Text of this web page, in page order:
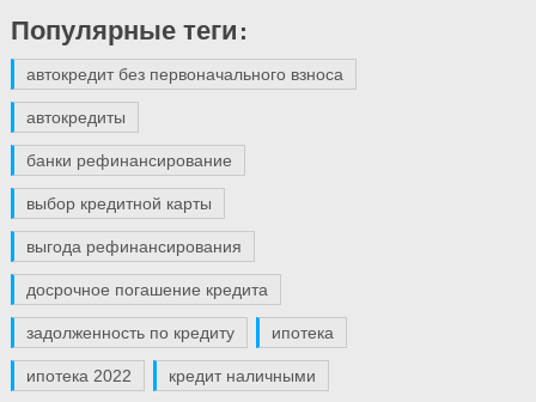
Популярные теги:
автокредит без первоначального взноса
автокредиты
банки рефинансирование
выбор кредитной карты
выгода рефинансирования
досрочное погашение кредита
задолженность по кредиту ипотека
ипотека 2022 кредит наличными